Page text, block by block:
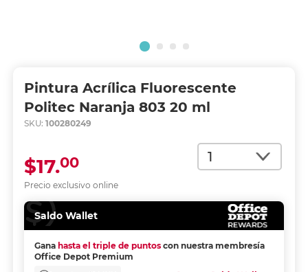
Pintura Acrílica Fluorescente
Politec Naranja 803 20 ml
SKU: 100280249
Cantidad
Precio exclusivo online
$17.00
Saldo Wallet
Gana hasta el triple de puntos con nuestra membresía
Office Depot Premium